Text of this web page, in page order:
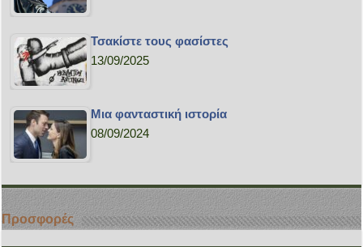
Τσακίστε τους φασίστες
13/09/2025
Μια φανταστική ιστορία
08/09/2024
Προσφορές